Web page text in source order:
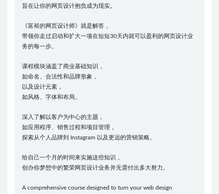
旨在让你的网页设计抱负成为现实。
《富裕的网页设计师》就是解答，
带领你走过启动和扩大一项在短短30天内就可以盈利的网页设计业
务的每一步。
课程模块涵盖了商业基础知识，
如命名、合法性和品牌形象，
以及设计元素，
如风格、字体和布局。
深入了解以客户为中心的主题，
如应用程序、销售过程和项目管理，
探索从个人品牌到 Instagram 以及更远的营销策略。
给自己一个月的时间来实施这些知识，
创办你梦想中的繁荣网页设计业务并无需付出多大努力。
A comprehensive course designed to turn your web design